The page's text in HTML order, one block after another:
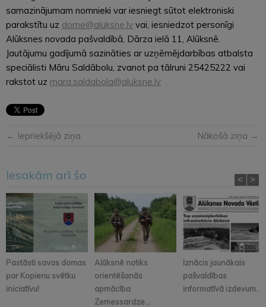
samazinājumam nomnieki var iesniegt sūtot elektroniski
parakstītu uz dome@aluksne.lv vai, iesniedzot personīgi
Alūksnes novada pašvaldībā, Dārza ielā 11, Alūksnē.
Jautājumu gadījumā sazināties ar uzņēmējdarbības atbalsta
speciālisti Māru Saldābolu, zvanot pa tālruni 25425222 vai
rakstot uz mara.saldabola@aluksne.lv
← Iepriekšējā ziņa Nākošā ziņa →
Iesakām arī šo
Pastāsti savas domas
par Kopienu svētku
iniciatīvu!
Alūksnē notiks
orientēšanās
apmācība
Zemessardze...
Iznācis jaunākais
pašvaldības
informatīvā izdevum...
< >